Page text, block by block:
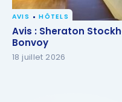
Avis : Sheraton
Bonvoy
AVIS HÔTELS
Avis : Sheraton
Bonvoy
18 juillet 2026